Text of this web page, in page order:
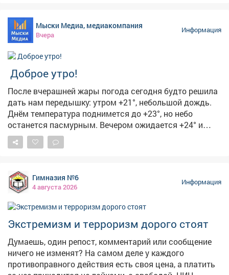
группа сельскохозяйственных предпринимателей
изучала технологии агротуризма. Развитие сельского
хозяйства - одно из стратегических приоритетов для
экономики Кузбасса. Программа «Школа фермера»
открывает новые возможности для всех, кто
заинтересован в работе на земле. Успех каждого
укрепление продовольственной безопасности,
повышение экономической устойчивости всего
региона.
Мыски Медиа, медиакомпания
Вчера
Информация
Доброе утро!
После вчерашней жары погода сегодня будто решила
дать нам передышку: утром +21°, небольшой дождь.
Днём температура поднимется до +23°, но небо
останется пасмурным. Вечером ожидается +24° и
облачно с прояснениями, а ночью похолодает до +17°-
пасмурно. 🏙5августа чествуем изобретение, без
город. 🚦С Международным днём светофора! Первый
светофор появился в 1868году в Лондоне-он был
механическим, работал на газе и управлялся вручную.
Электрическую версию с красным и зелёным
жёлтый цвет добавили позже, чтобы предупреждать о
смене сигнала. В России светофоры начали
появляться в 1930‑х годах.
Гимназия №6
4 августа 2026
Информация
Экстремизм и терроризм дорого стоят
Думаешь, один репост, комментарий или сообщение
ничего не изменят? На самом деле у каждого
противоправного действия есть своя цена, а платить